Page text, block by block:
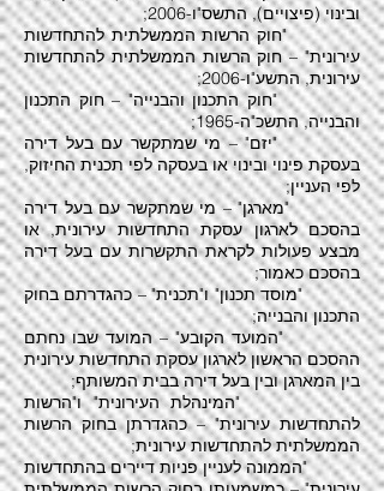
ובינוי (פיצויים), התשס"ו-2006;
"חוק הרשות הממשלתית להתחדשות
עירונית" – חוק הרשות הממשלתית להתחדשות
עירונית, התשע"ו-2006;
"חוק התכנון והבנייה" – חוק התכנון
והבנייה, התשכ"ה-1965;
"יזם" – מי שמתקשר עם בעל דירה
בעסקת פינוי ובינוי או בעסקה לפי תכנית החיזוק,
לפי העניין;
"מארגן" – מי שמתקשר עם בעל דירה
בהסכם לארגון עסקת התחדשות עירונית, או
מבצע פעולות לקראת התקשרות עם בעל דירה
בהסכם כאמור;
"מוסד תכנון" ו"תכנית" – כהגדרתם בחוק
התכנון והבנייה;
"המועד הקובע" – המועד שבו נחתם
ההסכם הראשון לארגון עסקת התחדשות עירונית
בין המארגן ובין בעל דירה בבית המשותף;
"המינהלת העירונית" ו"הרשות
להתחדשות עירונית" – כהגדרתן בחוק הרשות
הממשלתית להתחדשות עירונית;
"הממונה לעניין פניות דיירים בהתחדשות